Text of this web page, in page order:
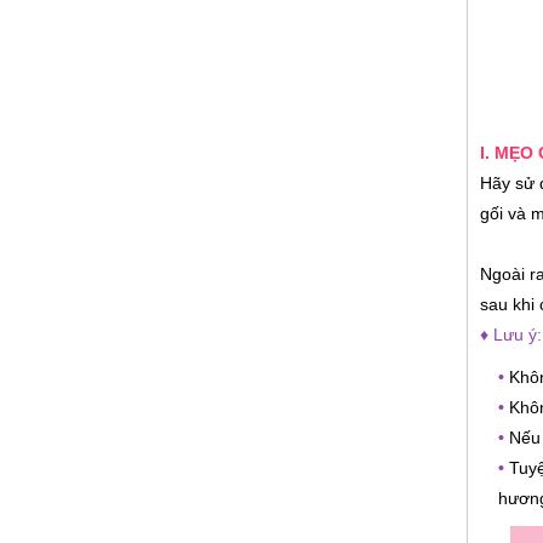
I. MẸO
Hãy sử
gối và
Ngoài
sau khi
♦ Lưu ý:
•
•
•
•